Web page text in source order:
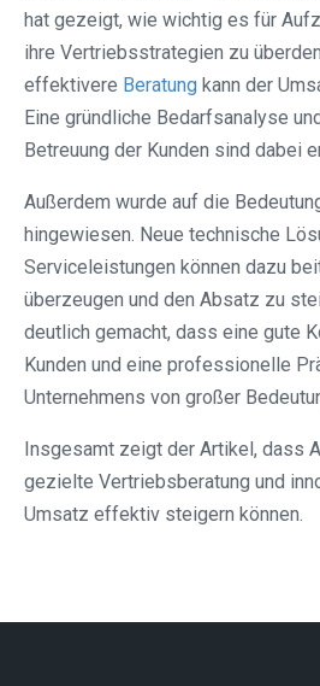
hat gezeigt, wie wichtig es für
ihre Vertriebsstrategien zu
effektivere Beratung kann der
Eine gründliche Bedarfsanalyse
Betreuung der Kunden sind dabei
Außerdem wurde auf die
hingewiesen. Neue technische
Serviceleistungen können dazu
überzeugen und den Absatz zu
deutlich gemacht, dass eine gute
Kunden und eine professionelle
Unternehmens von großer
Insgesamt zeigt der Artikel, dass
gezielte Vertriebsberatung und
Umsatz effektiv steigern können.